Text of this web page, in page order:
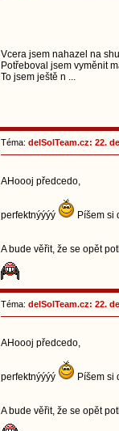
Vcera jsem nahazel na
Potřeboval jsem vyměnit
To jsem ještě n ...
Téma: delSolTeam.cz: 22.
AHoooj předcedo,
perfektnýýýý Píšem si
A bude věřit, že se opět
Téma: delSolTeam.cz: 22.
AHoooj předcedo,
perfektnýýýý Píšem si
A bude věřit, že se opět